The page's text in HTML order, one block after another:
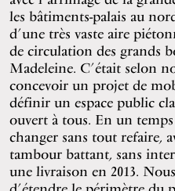
les bâtiments-palais au
d’une très vaste aire
de circulation des grands
Madeleine. C’était selon
concevoir un projet de
définir un espace public
ouvert à tous. En un
changer sans tout refaire,
tambour battant, sans
une livraison en 2013.